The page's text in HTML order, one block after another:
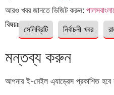
আরও খবর জানতে ভিজিট করুন:
বিষয়ঃ সেলিব্রিটি নির্বাচনী খবর
মন্তব্য করুন
আপনার ই-মেইল এ্যাড্রেস প্রকাশিত হবে